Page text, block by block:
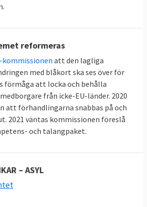
kommer från ett land där
år undantas från
Även om det finns
behov av särskilt stöd ska
från dessa förfaranden.
behandlas i ett så kallat
överskrids ska den
in på medlemslandets
var asylansökan ska prövas
reformeras
kommissionenatt den lagliga
med blåkort ska ses över för
förmåga att locka och behålla
från icke-EU-länder. 2020
att förhandlingarna snabbas på och
2021 väntas kommissionen föreslå
och talangpaket.
– ASYL